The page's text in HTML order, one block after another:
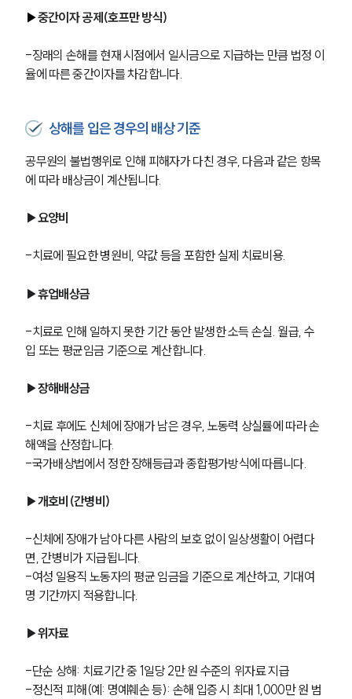
▶중간이자 공제(호프만 방식)
-장래의 손해를 현재 시점에서 일시금으로 지급하는 만큼 법정 이
율에 따른 중간이자를 차감합니다.
상해를 입은 경우의 배상 기준
공무원의 불법행위로 인해 피해자가 다친 경우, 다음과 같은 항목
에 따라 배상금이 계산됩니다.
▶요양비
-치료에 필요한 병원비, 약값 등을 포함한 실제 치료비용.
▶휴업배상금
-치료로 인해 일하지 못한 기간 동안 발생한 소득 손실. 월급, 수
입 또는 평균임금 기준으로 계산합니다.
▶장해배상금
-치료 후에도 신체에 장애가 남은 경우, 노동력 상실률에 따라 손
해액을 산정합니다.
-국가배상법에서 정한 장해등급과 종합평가방식에 따릅니다.
▶개호비(간병비)
-신체에 장애가 남아 다른 사람의 보호 없이 일상생활이 어렵다
면, 간병비가 지급됩니다.
-여성 일용직 노동자의 평균 임금을 기준으로 계산하고, 기대여
명 기간까지 적용합니다.
▶위자료
-단순 상해: 치료기간 중 1일당 2만 원 수준의 위자료 지급
-정신적 피해(예: 명예훼손 등): 손해 입증 시 최대 1,000만 원 범